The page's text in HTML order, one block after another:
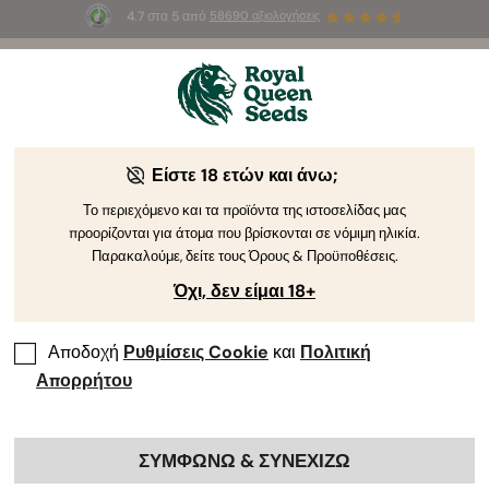
4.7 στα 5 από 58690 αξιολογήσεις
3 σπόρους White Widow AutoΔΩΡΕΑΝ για τους
Αξιολογητής RQSΣεφ Κάνναβης & Εκπαιδευτής στο
Trichome Institute
Brandon Allen
Ειδικός σε Σεφ Κάνναβης &
Εκπαιδευτής
Επαγγελματικά προφίλ:
Brandon Allen
Είστε 18 ετών και άνω;
Το περιεχόμενο και τα προϊόντα της ιστοσελίδας μας
προορίζονται για άτομα που βρίσκονται σε νόμιμη ηλικία.
Παρακαλούμε, δείτε τους Όρους & Προϋποθέσεις.
Όχι, δεν είμαι 18+
Αποδοχή Ρυθμίσεις Cookie και Πολιτική
Απορρήτου
ΣΥΜΦΩΝΩ & ΣΥΝΕΧΙΖΩ